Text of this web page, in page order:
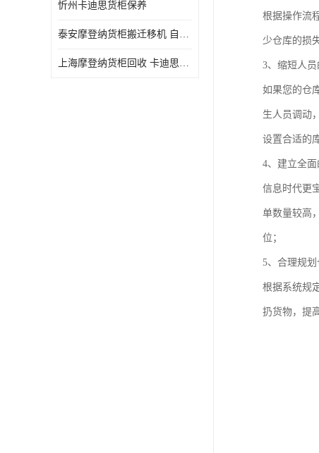
忻州卡迪思货柜保养
泰安摩登纳货柜搬迁移机 自动立体仓储货柜回收
上海摩登纳货柜回收 卡迪思货柜回收
根据操作流
少仓库的损
3、缩短人员
如果您的仓
生人员调动
设置合适的
4、建立全
信息时代更
单数量较高
位；
5、合理规
根据系统规
扔货物，提